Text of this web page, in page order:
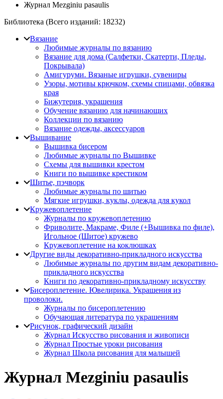
Журнал Mezginiu pasaulis
Библиотека (Всего изданий: 18232)
Вязание
Любимые журналы по вязанию
Вязание для дома (Салфетки, Скатерти, Пледы,
Покрывала)
Амигуруми. Вязаные игрушки, сувениры
Узоры, мотивы крючком, схемы спицами, обвязка
края
Бижутерия, украшения
Обучение вязанию для начинающих
Коллекции по вязанию
Вязание одежды, аксессуаров
Вышивание
Вышивка бисером
Любимые журналы по Вышивке
Схемы для вышивки крестом
Книги по вышивке крестиком
Шитье, пэчворк
Любимые журналы по шитью
Мягкие игрушки, куклы, одежда для кукол
Кружевоплетение
Журналы по кружевоплетению
Фриволите, Макраме, Филе (+Вышивка по филе),
Игольное (Шитое) кружево
Кружевоплетение на коклюшках
Другие виды декоративно-прикладного искусства
Любимые журналы по другим видам декоративно-
прикладного искусства
Книги по декоративно-прикладному искусству
Бисероплетение. Ювелирика. Украшения из
проволоки.
Журналы по бисероплетению
Обучающая литература по украшениям
Рисунок, графический дизайн
Журнал Искусство рисования и живописи
Журнал Простые уроки рисования
Журнал Школа рисования для малышей
Журнал Mezginiu pasaulis